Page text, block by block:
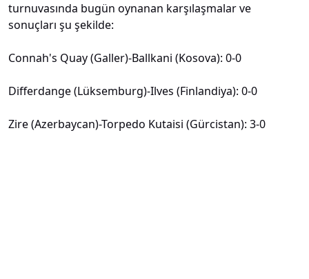
turnuvasında bugün oynanan karşılaşmalar ve
sonuçları şu şekilde:
Connah's Quay (Galler)-Ballkani (Kosova): 0-0
Differdange (Lüksemburg)-Ilves (Finlandiya): 0-0
Zire (Azerbaycan)-Torpedo Kutaisi (Gürcistan): 3-0